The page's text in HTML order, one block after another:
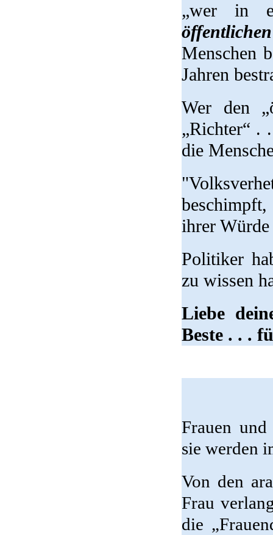
„wer in
Menschen
Jahren
Wer den
„Richter“ .
die
ihrer
Politiker
zu wissen
Liebe
Beste . . .
Frauen
sie werden
Von den
Frau
die